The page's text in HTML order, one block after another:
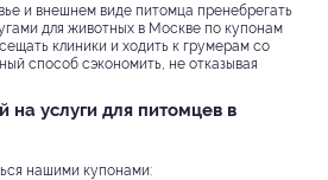
и внешнем виде питомца пренебрегать
для животных в Москве по купонам
клиники и ходить к грумерам со
способ сэкономить, не отказывая
услуги для питомцев в
нашими купонами: